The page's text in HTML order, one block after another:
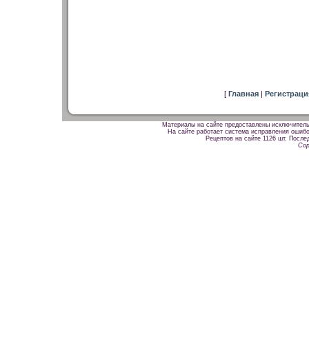
[ Главная |
Материалы на сайте предоставлены
На сайте работает система исправления
Рецептов на сайте 1126 шт.